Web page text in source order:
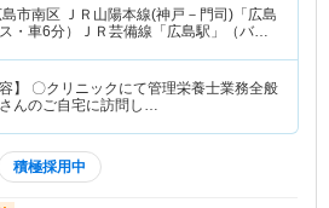
市南区 ＪＲ山陽本線(神戸－門司)「広島
・車6分）ＪＲ芸備線「広島駅」（バ
容】 〇クリニックにて管理栄養士業務全般
んのご自宅に訪問し…
積極採用中